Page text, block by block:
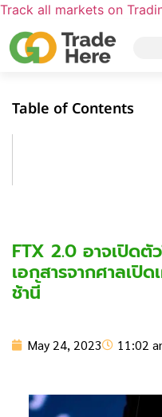
Track all markets on
Table of Contents
FTX 2.0 อาจเปิด
เอกสารจากศาลเปิ
ช้านี้
May 24, 2023 11:02